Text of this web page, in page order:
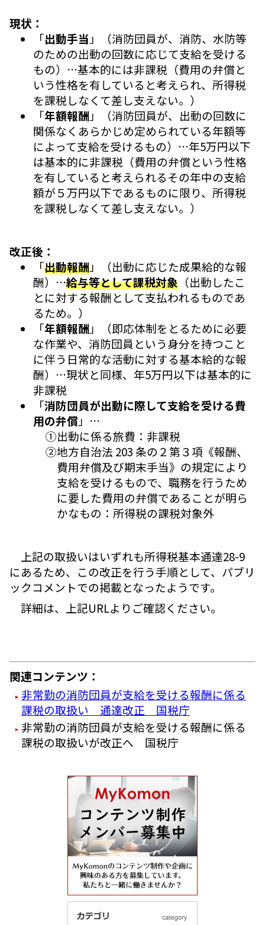
現状：
「出動手当 」（消防団員が、消防、水防等
のための出動の回数に応じて支給を受ける
もの）…基本的には非課税（費用の弁償と
いう性格を有していると考えられ、所得税
を課税しなくて差し支えない。）
「年額報酬 」（消防団員が、出動の回数に
関係なくあらかじめ定められている年額等
によって支給を受けるもの）…年5万円以下
は基本的に非課税（費用の弁償という性格
を有していると考えられるその年中の支給
額が５万円以下であるものに限り、所得税
を課税しなくて差し支えない。）
改正後：
「出動報酬」（出動に応じた成果給的な報
酬）…給与等として課税対象 （出動したこ
とに対する報酬として支払われるものであ
るため。）
「年額報酬 」（即応体制をとるために必要
な作業や、消防団員という身分を持つこと
に伴う日常的な活動に対する基本給的な報
酬）…現状と同様、年5万円以下は基本的に
非課税
「消防団員が出動に際して支給を受ける費
用の弁償 」…
①出動に係る旅費：非課税
②地方自治法 203 条の２第３項《報酬、
費用弁償及び期末手当》の規定により
支給を受けるもので、職務を行うため
に要した費用の弁償であることが明ら
かなもの：所得税の課税対象外
上記の取扱いはいずれも所得税基本通達28-9
にあるため、この改正を行う手順として、パブリ
ックコメントでの掲載となったようです。
詳細は、上記URLよりご確認ください。
関連コンテンツ：
非常勤の消防団員が支給を受ける報酬に係る
課税の取扱い 通達改正 国税庁
非常勤の消防団員が支給を受ける報酬に係る
課税の取扱いが改正へ 国税庁